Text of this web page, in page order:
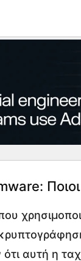
Ποιοι
αυτή η